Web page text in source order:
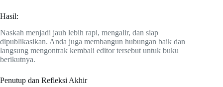
Hasil:
Naskah menjadi jauh lebih rapi, mengalir, dan siap
dipublikasikan. Anda juga membangun hubungan baik dan
langsung mengontrak kembali editor tersebut untuk buku
berikutnya.
Penutup dan Refleksi Akhir